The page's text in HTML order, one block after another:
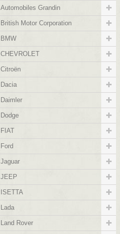
Automobiles Grandin
British Motor Corporation
BMW
CHEVROLET
Citroën
Dacia
Daimler
Dodge
FIAT
Ford
Jaguar
JEEP
ISETTA
Lada
Land Rover